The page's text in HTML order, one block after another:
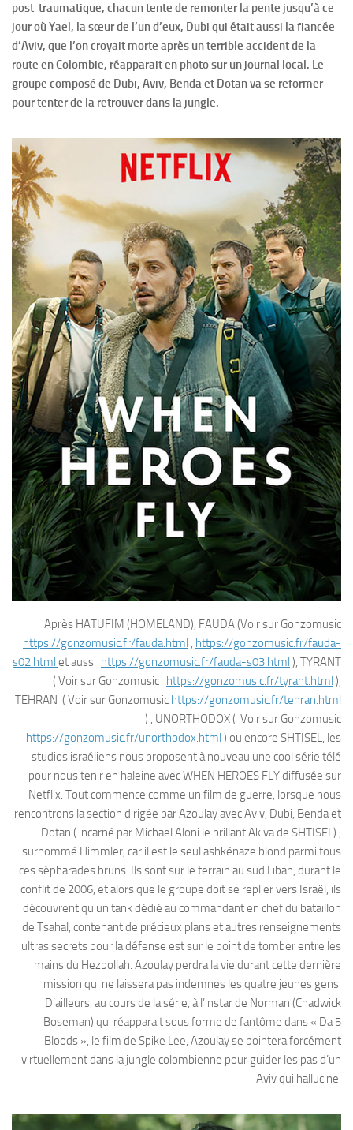
post-traumatique, chacun tente de remonter la pente jusqu’à ce
jour où Yael, la sœur de l’un d’eux, Dubi qui était aussi la fiancée
d’Aviv, que l’on croyait morte après un terrible accident de la
route en Colombie, réapparait en photo sur un journal local. Le
groupe composé de Dubi, Aviv, Benda et Dotan va se reformer
pour tenter de la retrouver dans la jungle.
Après HATUFIM (HOMELAND), FAUDA (Voir sur Gonzomusic
https://gonzomusic.fr/fauda.html , https://gonzomusic.fr/fauda-
s02.html et aussi https://gonzomusic.fr/fauda-s03.html ), TYRANT
( Voir sur Gonzomusic https://gonzomusic.fr/tyrant.html ),
TEHRAN ( Voir sur Gonzomusic https://gonzomusic.fr/tehran.html
) , UNORTHODOX ( Voir sur Gonzomusic
https://gonzomusic.fr/unorthodox.html ) ou encore SHTISEL, les
studios israéliens nous proposent à nouveau une cool série télé
pour nous tenir en haleine avec WHEN HEROES FLY diffusée sur
Netflix. Tout commence comme un film de guerre, lorsque nous
rencontrons la section dirigée par Azoulay avec Aviv, Dubi, Benda et
Dotan ( incarné par Michael Aloni le brillant Akiva de SHTISEL) ,
surnommé Himmler, car il est le seul ashkénaze blond parmi tous
ces sépharades bruns. Ils sont sur le terrain au sud Liban, durant le
conflit de 2006, et alors que le groupe doit se replier vers Israël, ils
découvrent qu’un tank dédié au commandant en chef du bataillon
de Tsahal, contenant de précieux plans et autres renseignements
ultras secrets pour la défense est sur le point de tomber entre les
mains du Hezbollah. Azoulay perdra la vie durant cette dernière
mission qui ne laissera pas indemnes les quatre jeunes gens.
D’ailleurs, au cours de la série, à l’instar de Norman (Chadwick
Boseman) qui réapparait sous forme de fantôme dans « Da 5
Bloods », le film de Spike Lee, Azoulay se pointera forcément
virtuellement dans la jungle colombienne pour guider les pas d’un
Aviv qui hallucine.